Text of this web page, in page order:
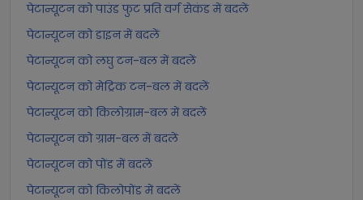
पेटान्यूटन को पाउंड फुट प्रति वर्ग सेकंड में बदलें
पेटान्यूटन को डाइन में बदलें
पेटान्यूटन को लघु टन-बल में बदलें
पेटान्यूटन को मेट्रिक टन-बल में बदलें
पेटान्यूटन को किलोग्राम-बल में बदलें
पेटान्यूटन को ग्राम-बल में बदलें
पेटान्यूटन को पोंड में बदलें
पेटान्यूटन को किलोपोंड में बदलें